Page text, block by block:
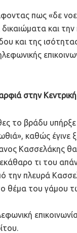
πως «δε
και
και της
στην
το βράδυ
καθώς
Κασσελάκης
τι του
την πλευρά
θέμα του γάμου